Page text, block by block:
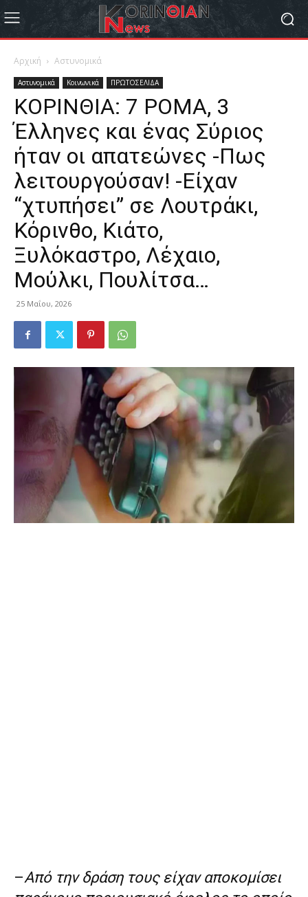
Αρχική Αστυνομικά
Αστυνομικά Κοινωνικά ΠΡΩΤΟΣΕΛΙΔΑ
ΚΟΡΙΝΘΙΑ: 7 ΡΟΜΑ, 3
Έλληνες και ένας Σύριος
ήταν οι απατεώνες -Πως
λειτουργούσαν! -Είχαν
“χτυπήσει” σε Λουτράκι,
Κόρινθο, Κιάτο,
Ξυλόκαστρο, Λέχαιο,
Μούλκι, Πουλίτσα…
25 Μαΐου, 2026
–Από την δράση τους είχαν αποκομίσει